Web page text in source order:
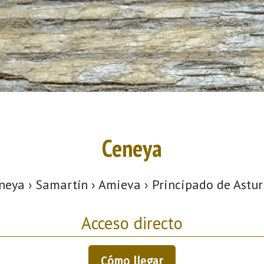
Ceneya
› Samartín › Amieva › Principado de
Acceso directo
Cómo llegar